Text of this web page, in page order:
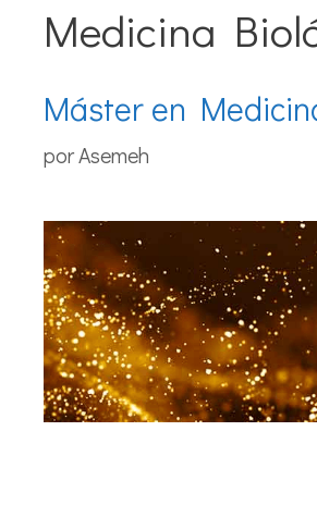
Medicina
Máster en
porAsemeh